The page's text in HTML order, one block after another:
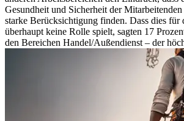
Gesundheit und Sicherheit der
starke Berücksichtigung finden. Dass dies für
überhaupt keine Rolle spielt, sagten 17
den Bereichen Handel/Außendienst – der